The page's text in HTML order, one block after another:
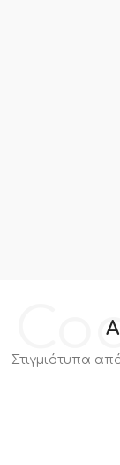
Στιγμιότυπα